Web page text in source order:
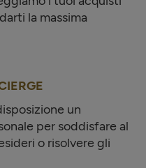
la massima
un
per soddisfare al
o risolvere gli